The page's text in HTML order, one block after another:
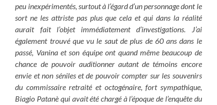
peu inexpérimentés, surtout à l’égard d’un personnage dont le
sort ne les attriste pas plus que cela et qui dans la réalité
aurait fait l’objet immédiatement d’investigations.
J’ai
également trouvé que vu le saut de plus de 60 ans dans le
passé, Vanina et son équipe ont quand même beaucoup de
chance de pouvoir auditionner autant de témoins encore
envie et non séniles et de pouvoir compter sur les souvenirs
du commissaire retraité et octogénaire, fort sympathique,
Biagio Patanè qui avait été chargé à l’époque de l’enquête du